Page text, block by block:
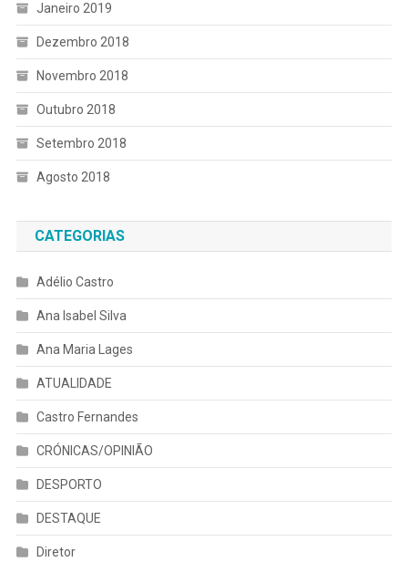
Janeiro 2019
Dezembro 2018
Novembro 2018
Outubro 2018
Setembro 2018
Agosto 2018
CATEGORIAS
Adélio Castro
Ana Isabel Silva
Ana Maria Lages
ATUALIDADE
Castro Fernandes
CRÓNICAS/OPINIÃO
DESPORTO
DESTAQUE
Diretor